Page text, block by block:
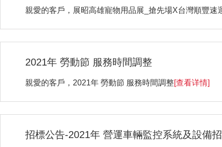
親愛的客戶，展昭高雄寵物用品展_搶先場X台灣順豐速
2021年 勞動節 服務時間調整
親愛的客戶，2021年 勞動節 服務時間調整[查看详情]
招標公告-2021年 營運車輛監控系統及設備